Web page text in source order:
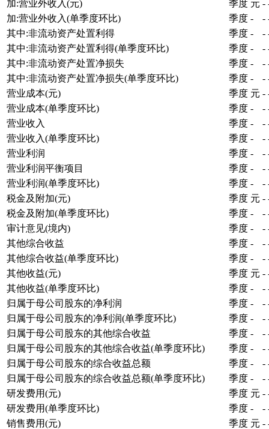
加:营业外收入(元) 季度 元 -
加:营业外收入(单季度环比)
季度 - -
其中:非流动资产处置利得
季度 - -
其中:非流动资产处置利得(单季度环比)
季度 - -
其中:非流动资产处置净损失
季度 - -
其中:非流动资产处置净损失(单季度环比)
季度 - -
营业成本(元)
季度 元 -
营业成本(单季度环比)
季度 - -
营业收入
季度 - -
营业收入(单季度环比)
季度 - -
营业利润
季度 - -
营业利润平衡项目
季度 - -
营业利润(单季度环比)
季度 - -
税金及附加(元)
季度 元 -
税金及附加(单季度环比)
季度 - -
审计意见(境内)
季度 - -
其他综合收益
季度 - -
其他综合收益(单季度环比)
季度 - -
其他收益(元)
季度 元 -
其他收益(单季度环比)
季度 - -
归属于母公司股东的净利润
季度 - -
归属于母公司股东的净利润(单季度环比)
季度 - -
归属于母公司股东的其他综合收益
季度 - -
归属于母公司股东的其他综合收益(单季度环比)
季度 - -
归属于母公司股东的综合收益总额
季度 - -
归属于母公司股东的综合收益总额(单季度环比)
季度 - -
研发费用(元)
季度 元 -
研发费用(单季度环比)
季度 - -
销售费用(元)
季度 元 -